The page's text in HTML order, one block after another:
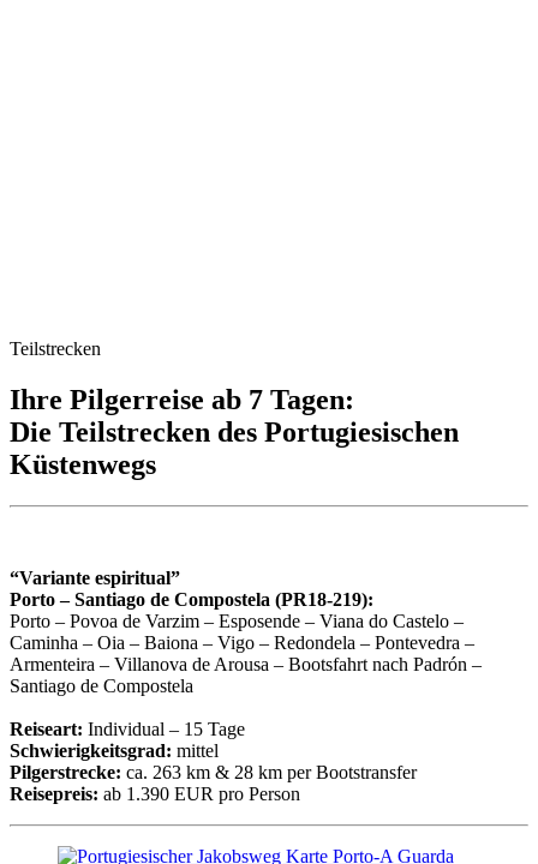
Teilstrecken
Ihre Pilgerreise ab 7 Tagen:
Die Teilstrecken des Portugiesischen
Küstenwegs
“Variante espiritual”
Porto – Santiago de Compostela (PR18-219):
Porto – Povoa de Varzim – Esposende – Viana do Castelo –
Caminha – Oia – Baiona – Vigo – Redondela – Pontevedra –
Armenteira – Villanova de Arousa – Bootsfahrt nach Padrón –
Santiago de Compostela
Reiseart: Individual – 15 Tage
Schwierigkeitsgrad: mittel
Pilgerstrecke: ca. 263 km & 28 km per Bootstransfer
Reisepreis: ab 1.390 EUR pro Person